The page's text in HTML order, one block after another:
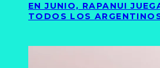
EN JUNIO, RAPANUI
TODOS LOS